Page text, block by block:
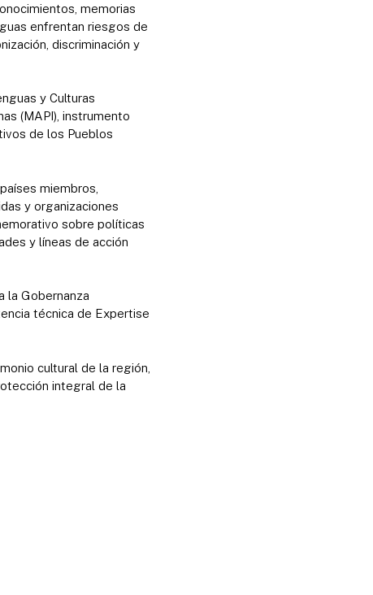
memorias
enfrentan riesgos de
discriminación y
y Culturas
(MAPI), instrumento
de los Pueblos
miembros,
y organizaciones
sobre políticas
y líneas de acción
la Gobernanza
técnica de Expertise
cultural de la región,
integral de la